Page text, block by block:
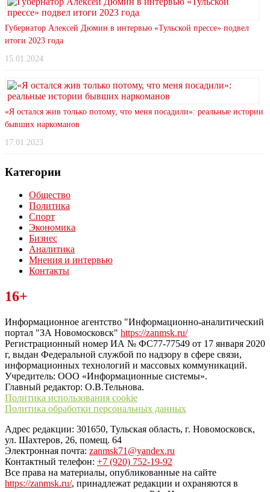
Губернатор Алексей Дюмин в интервью «Тульской прессе» подвел
итоги 2023 года
15.01.2024
«Я остался жив только потому, что меня посадили»: реальные истории
бывших наркоманов
17.01.2023
Категории
Общество
Политика
Спорт
Экономика
Бизнес
Аналитика
Мнения и интервью
Контакты
Читайте последние новости дня в Тульской области на сайте
“ЗаНовомосковск”
16+
Информационное агентство "Информационно-аналитический
портал "ЗА Новомосковск" https://zanmsk.ru/
Регистрационный номер ИА № ФС77-77549 от 17 января 2020
г, выдан Федеральной службой по надзору в сфере связи,
информационных технологий и массовых коммуникаций.
Учредитель: ООО «Информационные системы».
Главный редактор: О.В.Тельнова.
Политика использования cookie
Политика обработки персональных данных
Адрес редакции: 301650, Тульская область, г. Новомосковск,
ул. Шахтеров, 26, помещ. 64
Электронная почта: zanmsk71@yandex.ru
Контактный телефон: +7 (920) 752-19-92
Все права на материалы, опубликованные на сайте
https://zanmsk.ru/, принадлежат редакции и охраняются в